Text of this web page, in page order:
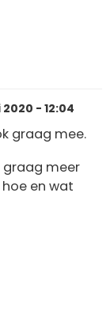
- 12:04
graag mee.
graag meer
en wat